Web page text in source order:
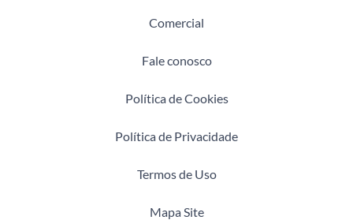
Comercial
Fale conosco
Política de Cookies
Política de Privacidade
Termos de Uso
Mapa Site